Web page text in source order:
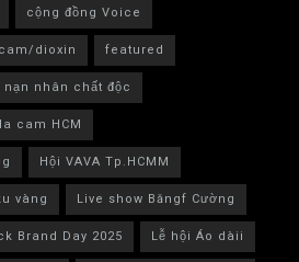
cộng đồng Voice
dioxin
featured
nạn nhân chất độc
cam HCM
Hội VAVA Tp.HCMM
vàng
Live show Băngf Cường
Brand Day 2025
Lễ hội Áo dàii